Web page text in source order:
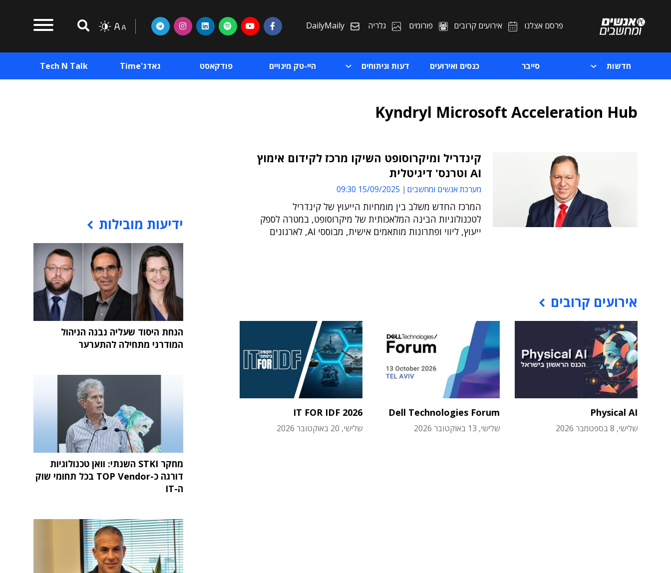
פרסם אצלנו אירועים קרובים פורומים גלריה DailyMaily
חדשות סייבר כנסים ואירועים דעות וניתוחים היי-טק מינויים פודקאסט גאדג'Time Tech N Talk
Kyndryl Microsoft Acceleration Hub
קינדריל ומיקרוסופט השיקו מרכז לקידום אימוץ
AI וטרנס' דיגיטלית
מערכת אנשים ומחשבים 15/09/2025 09:30
המרכז החדש משלב בין מומחיות הייעוץ של קינדריל
לטכנולוגיות הבינה המלאכותית של מיקרוסופט, במטרה לספק
ייעוץ, ליווי ופתרונות מותאמים אישית, מבוססי AI, לארגונים
אירועים קרובים
Physical AI
שלישי, 8 בספטמבר 2026
Dell Technologies Forum
שלישי, 13 באוקטובר 2026
IT FOR IDF 2026
שלישי, 20 באוקטובר 2026
ידיעות מובילות
הנחת היסוד שעליה נבנה הניהול
המודרני מתחילה להתערער
מחקר STKI השנתי: וואן טכנולוגיות
דורגה כ-TOP Vendor בכל תחומי שוק
ה-IT